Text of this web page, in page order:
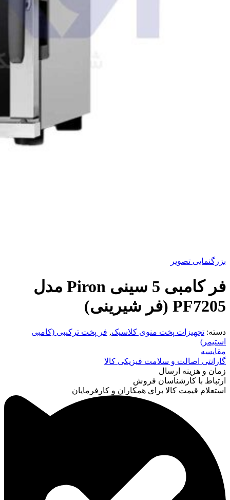
بزرگنمایی تصویر
فر کامبی 5 سینی Piron مدل
PF7205 (فر شیرینی)
دسته: تجهیزات پخت منوی کلاسیک, فر پخت ترکیبی (کامبی
استیمر)
مقایسه
گارانتی اصالت و سلامت فیزیکی کالا
زمان و هزینه ارسال
ارتباط با کارشناسان فروش
استعلام قیمت کالا برای همکاران و کارفرمایان